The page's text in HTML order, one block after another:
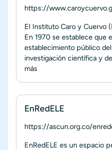
https://
El Instituto Caro y Cuervo
En 1970 se establece que
establecimiento público
investigación científica y
más
EnRedELE
https://ascun.org.co/
EnRedELE es un espacio